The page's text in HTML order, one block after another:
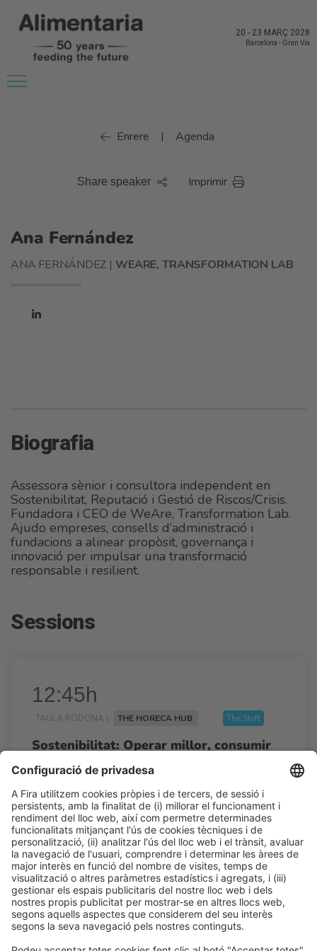
20 - 23 MARÇ 2028
Barcelona - Gran Via
Enrere | Agenda
Share speaker Imprimir
Ana Fernández
ANA FERNÁNDEZ | WEARE, TRANSFORMATION LAB
Biografia
Assessora sènior i consultora independent en
Sostenibilitat, Reputació i Gestió de Riscos/Crisis.
Fundadora i CEO de WeAre, Transformation Lab.
Ajudo empreses, consells d’administració i
fundacions a alinear propòsit, governança i
innovació per impulsar una transformació
responsable i resilient.
Sessions
12:45h
TAULA RODONA | THE HORECA HUB The Shift
Sostenibilitat: Operar millor, consumir
menys, crear més valor
Dt 24
12:45h - 13:30h
Talk Stage 1 - The Horeca Hub
Accés lliure
LLegir més